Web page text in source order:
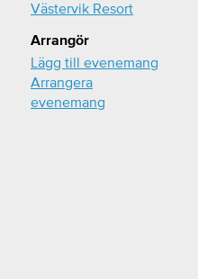
Västervik Resort
Arrangör
Lägg till evenemang
Arrangera
evenemang